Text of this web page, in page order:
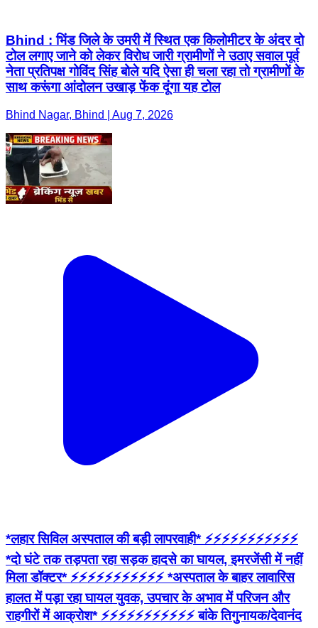
Bhind : भिंड जिले के उमरी में स्थित एक किलोमीटर के अंदर दो
टोल लगाए जाने को लेकर विरोध जारी ग्रामीणों ने उठाए सवाल पूर्व
नेता प्रतिपक्ष गोविंद सिंह बोले यदि ऐसा ही चला रहा तो ग्रामीणों के
साथ करूंगा आंदोलन उखाड़ फेंक दूंगा यह टोल
Bhind Nagar, Bhind | Aug 7, 2026
*लहार सिविल अस्पताल की बड़ी लापरवाही* ⚡⚡⚡⚡⚡⚡⚡⚡⚡⚡⚡
*दो घंटे तक तड़पता रहा सड़क हादसे का घायल, इमरजेंसी में नहीं
मिला डॉक्टर* ⚡⚡⚡⚡⚡⚡⚡⚡⚡⚡⚡ *अस्पताल के बाहर लावारिस
हालत में पड़ा रहा घायल युवक, उपचार के अभाव में परिजन और
राहगीरों में आक्रोश* ⚡⚡⚡⚡⚡⚡⚡⚡⚡⚡⚡ बांके तिगुनायक/देवानंद